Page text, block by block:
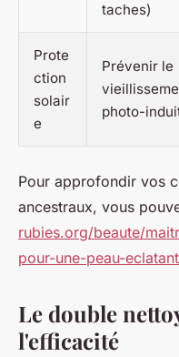
taches)
Prote
ction
solair
e
Prévenir le
photo-
Pour approfondir vos
ancestraux, vous
rubies.org/beaute/
pour-une-peau-
Le double
l'efficacité